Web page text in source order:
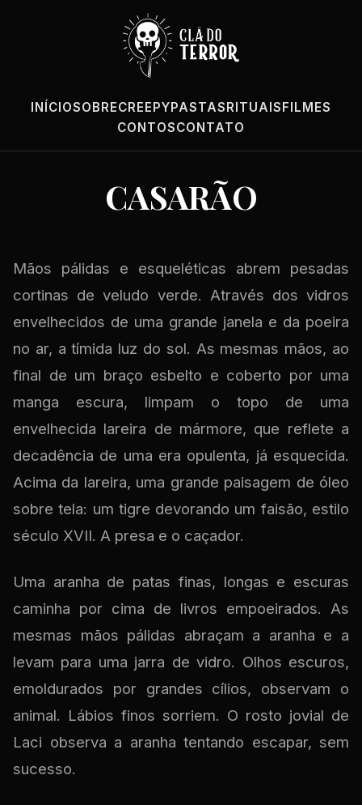
INÍCIOSOBRECREEPYPASTASRITUAISFILMES
CONTOSCONTATO
CASARÃO
Mãos pálidas e esqueléticas abrem pesadas
cortinas de veludo verde. Através dos vidros
envelhecidos de uma grande janela e da poeira
no ar, a tímida luz do sol. As mesmas mãos, ao
final de um braço esbelto e coberto por uma
manga escura, limpam o topo de uma
envelhecida lareira de mármore, que reflete a
decadência de uma era opulenta, já esquecida.
Acima da lareira, uma grande paisagem de óleo
sobre tela: um tigre devorando um faisão, estilo
século XVII. A presa e o caçador.
Uma aranha de patas finas, longas e escuras
caminha por cima de livros empoeirados. As
mesmas mãos pálidas abraçam a aranha e a
levam para uma jarra de vidro. Olhos escuros,
emoldurados por grandes cílios, observam o
animal. Lábios finos sorriem. O rosto jovial de
Laci observa a aranha tentando escapar, sem
sucesso.